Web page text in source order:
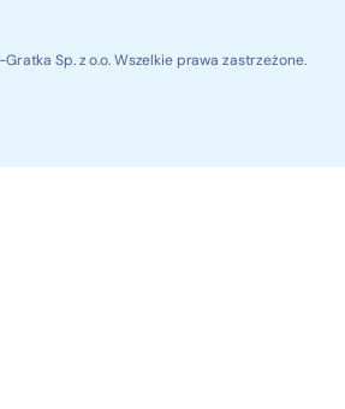
Sp. z o.o. Wszelkie prawa zastrzeżone.